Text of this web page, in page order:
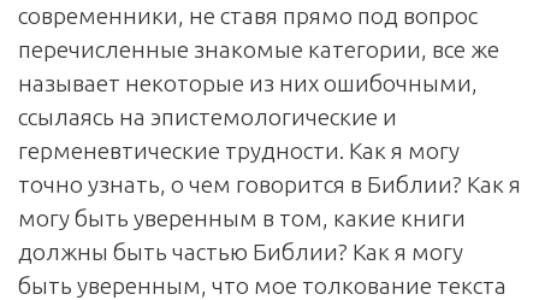
современники, не ставя прямо под вопрос
перечисленные знакомые категории, все же
называет некоторые из них ошибочными,
ссылаясь на эпистемологические и
герменевтические трудности. Как я могу
точно узнать, о чем говорится в Библии? Как я
могу быть уверенным в том, какие книги
должны быть частью Библии? Как я могу
быть уверенным, что мое толкование текста